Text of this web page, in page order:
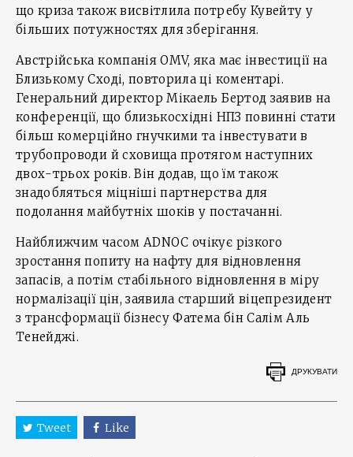
що криза також висвітлила потребу Кувейту у
більших потужностях для зберігання.
Австрійська компанія OMV, яка має інвестиції на
Близькому Сході, повторила ці коментарі.
Генеральний директор Мікаель Бертод заявив на
конференції, що близькосхідні НПЗ повинні стати
більш комерційно гнучкими та інвестувати в
трубопроводи й сховища протягом наступних
двох-трьох років. Він додав, що їм також
знадобляться міцніші партнерства для
подолання майбутніх шоків у постачанні.
Найближчим часом ADNOC очікує різкого
зростання попиту на нафту для відновлення
запасів, а потім стабільного відновлення в міру
нормалізації цін, заявила старший віцепрезидент
з трансформації бізнесу Фатема бін Салім Аль
Тенейджі.
ДРУКУВАТИ
Tweet Like